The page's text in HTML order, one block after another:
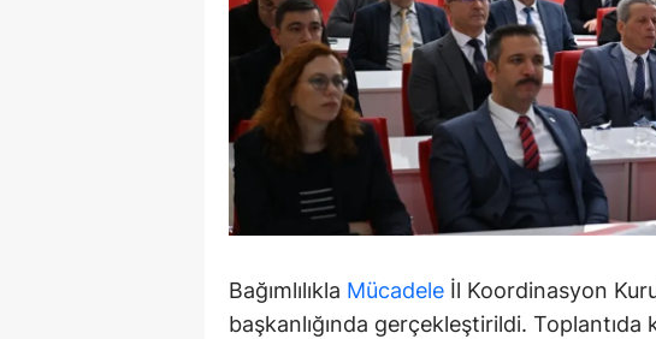
Giresun
Gümüşhane
Hakkari
Hatay
Isparta
İstanbul
Bağımlılıkla Mücadele İl Koordinasyon
başkanlığında gerçekleştirildi.